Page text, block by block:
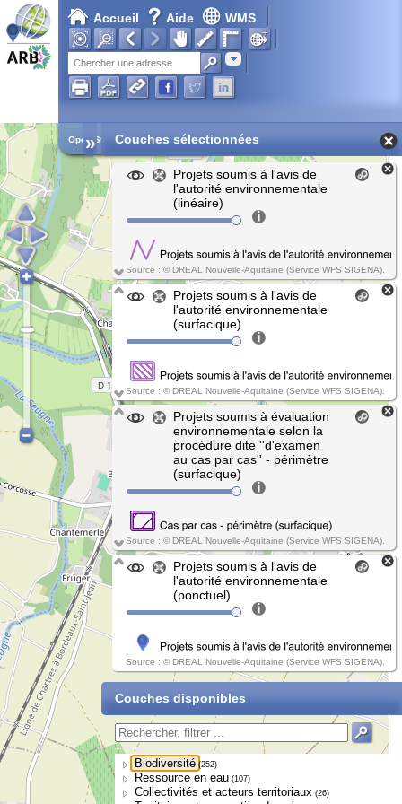
Accueil Aide WMS
Adresse
Open Street Map
» Couches sélectionnées
Projets soumis à l'avis de
l'autorité environnementale
(linéaire)
Source : © DREAL Nouvelle-Aquitaine (Service WFS SIGENA).
Projets soumis à l'avis de
l'autorité environnementale
(surfacique)
Source : © DREAL Nouvelle-Aquitaine (Service WFS SIGENA).
Projets soumis à évaluation
environnementale selon la
procédure dite ''d'examen
au cas par cas'' - périmètre
(surfacique)
Source : © DREAL Nouvelle-Aquitaine (Service WFS SIGENA).
Projets soumis à l'avis de
l'autorité environnementale
(ponctuel)
Source : © DREAL Nouvelle-Aquitaine (Service WFS SIGENA).
Couches disponibles
Biodiversité (252)
Ressource en eau (107)
Collectivités et acteurs territoriaux (26)